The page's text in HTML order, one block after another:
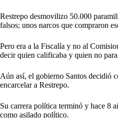
Restrepo desmovilizo 50.000
falsos; unos narcos que compraron
Pero era a la Fiscalía y no al
decir quien calificaba y quien no
Aún así, el gobierno Santos decidió
encarcelar a Restrepo.
Su carrera política terminó y hace 8
como asilado político.